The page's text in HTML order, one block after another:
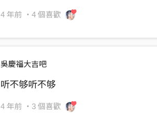
4 年前 ・4 個喜歡
吳慶福大吉吧
听不够听不够
4 年前 ・3 個喜歡